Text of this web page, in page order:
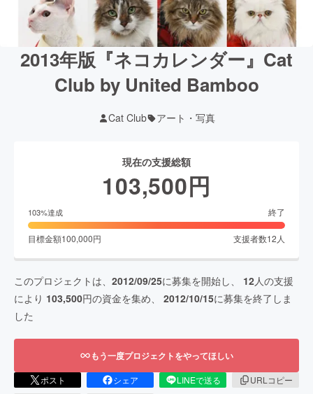
2013年版『ネコカレンダー』Cat
Club by United Bamboo
Cat Club アート・写真
現在の支援総額
103,500円
103%達成 終了
目標金額100,000円 支援者数12 人
このプロジェクトは、 2012/09/25に募集を開始し、 12人の支援
により 103,500円の資金を集め、 2012/10/15に募集を終了しま
した
もう一度プロジェクトをやってほしい
ポスト シェア LINEで送る
URLコピー